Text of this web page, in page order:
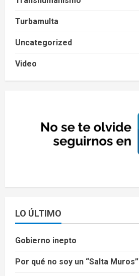
Turbamulta
Uncategorized
Video
LO ÚLTIMO
Gobierno inepto
Por qué no soy un “Salta Muros”